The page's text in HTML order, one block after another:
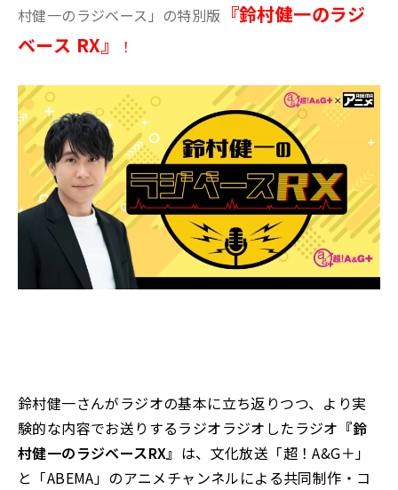
村健一のラジベース」の特別版 『鈴村健一のラジ
ベース RX』
！
鈴村健一さんがラジオの基本に立ち返りつつ、より実
験的な内容でお送りするラジオラジオしたラジオ 『鈴
村健一のラジベースRX』 は、文化放送「超！A&G＋」
と「ABEMA」のアニメチャンネルによる共同制作・コ